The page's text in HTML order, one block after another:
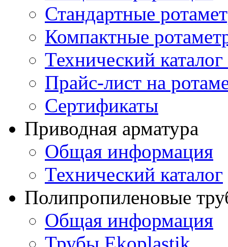
Стандартные
Компактные
Технический
Прайс-лист на
Сертификаты
Приводная арматура
Общая информация
Технический каталог
Полипропиленовые
Общая информация